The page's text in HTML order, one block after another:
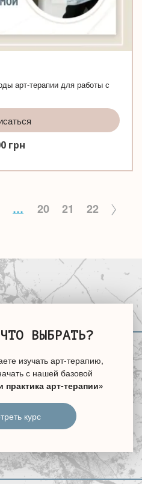
арт-терапии для работы с
грн
… 20 21 22
ВЫБРАТЬ?
изучать арт-терапию,
с нашей базовой
практика арт-терапии»
курс